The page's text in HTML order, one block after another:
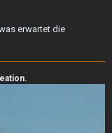
erwartet die